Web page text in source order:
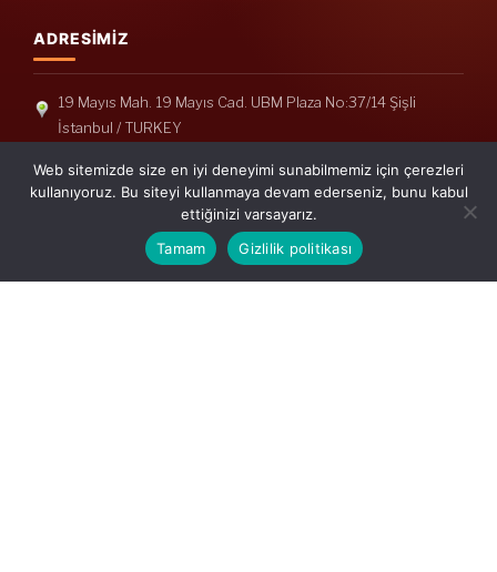
ADRESIMIZ
19 Mayıs Mah. 19 Mayıs Cad. UBM Plaza No:37/14 Şişli
İstanbul / TURKEY
Telefon: +90(212) 240 33 39
Telefon: +90(212) 248 19 36
info@erisymm.com
Web sitemizde size en iyi deneyimi sunabilmemiz için çerezleri
kullanıyoruz. Bu siteyi kullanmaya devam ederseniz, bunu kabul
ettiğinizi varsayarız.
Tamam
Gizlilik politikası